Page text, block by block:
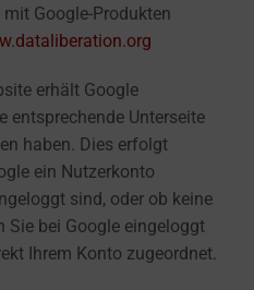
Google-Produkten
erhält Google
entsprechende Unterseite
haben. Dies erfolgt
ein Nutzerkonto
sind, oder ob keine
Sie bei Google eingeloggt
Ihrem Konto zugeordnet.